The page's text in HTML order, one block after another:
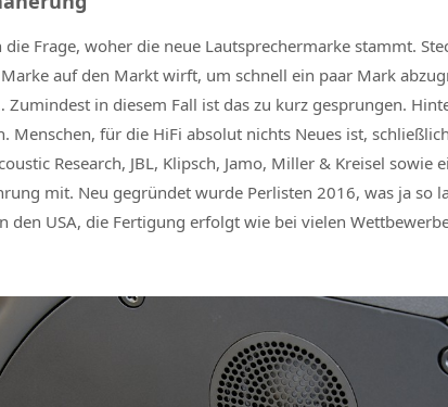
Frage, woher die neue Lautsprechermarke stammt.
auf den Markt wirft, um schnell ein paar Mark
in diesem Fall ist das zu kurz gesprungen.
Menschen, für die HiFi absolut nichts Neues ist,
Research, JBL, Klipsch, Jamo, Miller & Kreisel
mit. Neu gegründet wurde Perlisten 2016, was ja so
den USA, die Fertigung erfolgt wie bei vielen